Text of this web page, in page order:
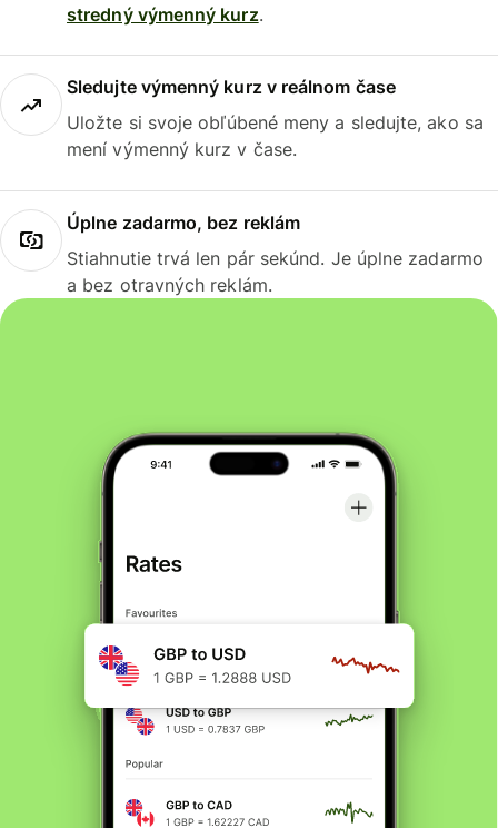
stredný výmenný kurz.
Sledujte výmenný kurz v reálnom čase
Uložte si svoje obľúbené meny a sledujte, ako sa
mení výmenný kurz v čase.
Úplne zadarmo, bez reklám
Stiahnutie trvá len pár sekúnd. Je úplne zadarmo
a bez otravných reklám.